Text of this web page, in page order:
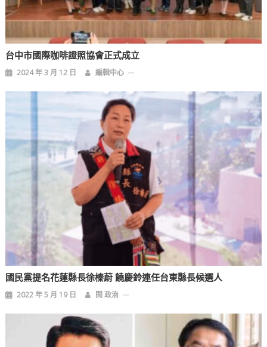
台中市國際咖啡證照協會正式成立
2024 年 3 月 12 日 編輯中心
國民黨提名花蓮縣長徐榛蔚 饒慶鈴連任台東縣長候選人
2022 年 5 月 19 日 閱 政治